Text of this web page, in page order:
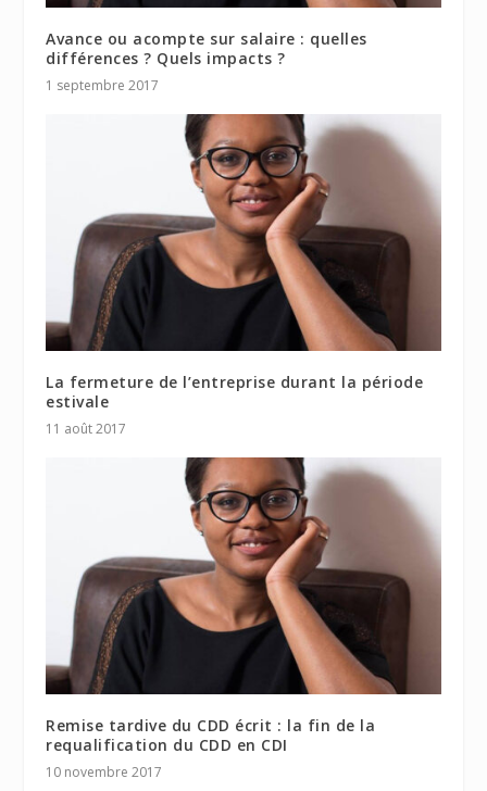
Avance ou acompte sur salaire : quelles
différences ? Quels impacts ?
1 septembre 2017
La fermeture de l’entreprise durant la période
estivale
11 août 2017
Remise tardive du CDD écrit : la fin de la
requalification du CDD en CDI
10 novembre 2017